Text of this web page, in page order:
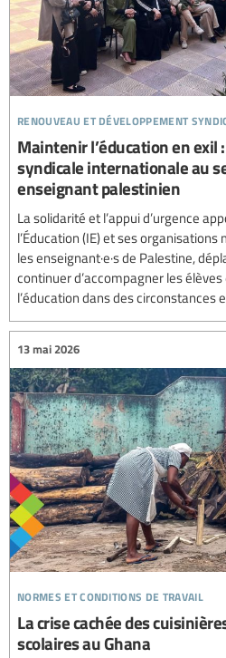
renouveau et développement
Maintenir l’éducation en exil
syndicale internationale au
enseignant palestinien
La solidarité et l’appui d’urgence
l’Éducation (IE) et ses
les enseignant·e·s de Palestine,
continuer d’accompagner les
l’éducation dans des circonstances
normes et conditions de travail
13 mai 2026
La crise cachée des
scolaires au Ghana